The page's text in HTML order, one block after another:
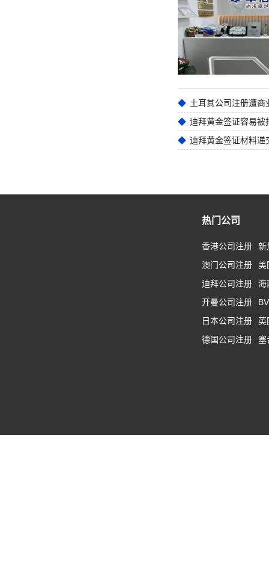
迪拜黄金签证材料递
热门公司
香港公司注册
新
澳门公司注册
美
迪拜公司注册
海
开曼公司注册
日本公司注册
英
德国公司注册
塞